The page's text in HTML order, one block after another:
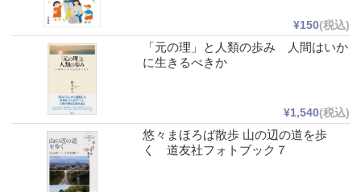
¥150(税込)
「元の理」と人類の歩み 人間はいか
に生きるべきか
¥1,540(税込)
悠々まほろば散歩 山の辺の道を歩
く 道友社フォトブック７